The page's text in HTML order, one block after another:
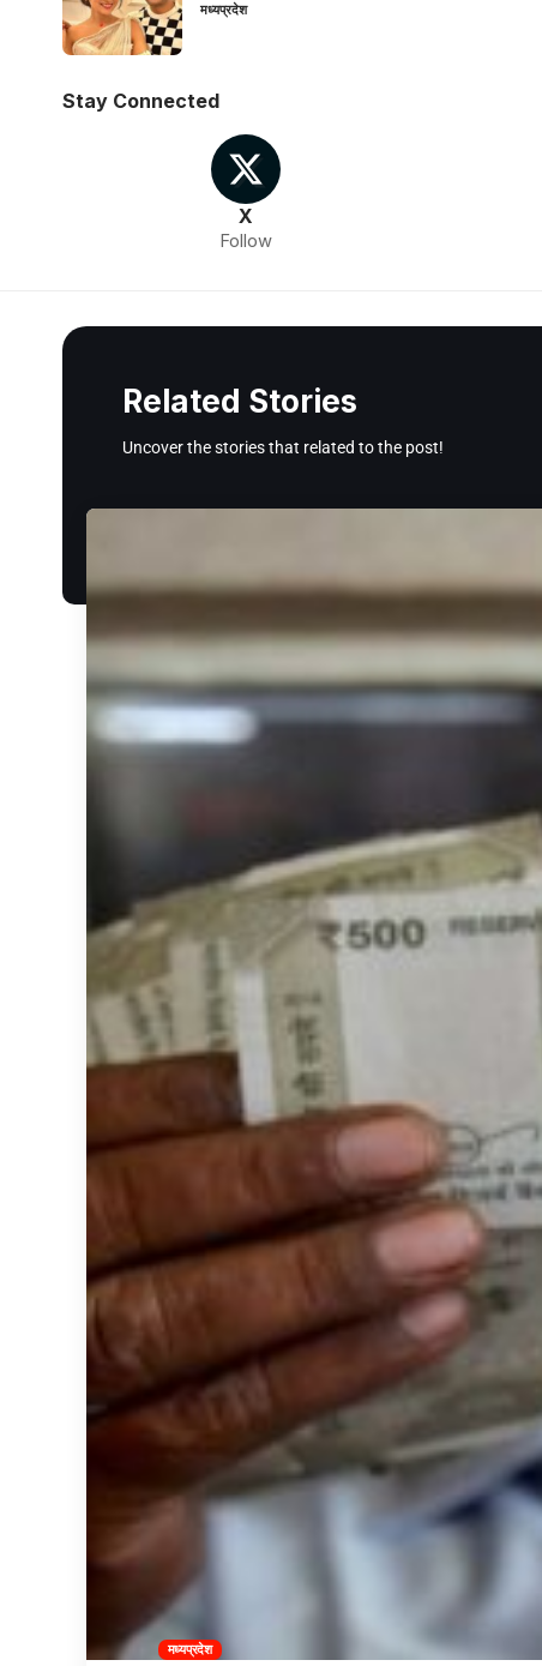
मध्यप्रदेश
Stay Connected
X
Follow
Related Stories
Uncover the stories that related to the post!
मध्यप्रदेश